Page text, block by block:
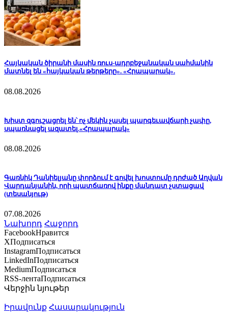
Հայկական ծիրանի մասին ռուս-ադրբեջանական սահմանին
մատնել են «հայկական թերթերը». «Հրապարակ».
08.08.2026
Խիստ զգուշացրել են՝ ոչ մեկին չասել պարգեւավճարի չափը,
սպառնացել ազատել.«Հրապարակ»
08.08.2026
Գառնիկ Դանիելյանը փորձում է գովել խոստումը դրժած Աղվան
Վարդանյանին, որի պատճառով ինքը մանդատ չստացավ
(տեսանյութ)
07.08.2026
Նախորդ Հաջորդ
FacebookНравится
XПодписаться
InstagramПодписаться
LinkedInПодписаться
MediumПодписаться
RSS-лентаПодписаться
Վերջին նյութեր
Իրավունք Հասարակություն